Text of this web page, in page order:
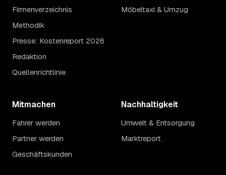
Firmenverzeichnis
Methodik
Presse: Kostenreport 2026
Redaktion
Quellenrichtlinie
Möbeltaxi & Umzug
Mitmachen
Fahrer werden
Partner werden
Geschäftskunden
Nachhaltigkeit
Umwelt & Entsorgung
Marktreport